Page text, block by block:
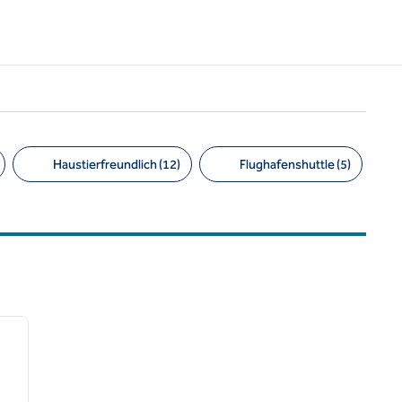
Haustierfreundlich (12) Flughafenshuttle (5)
nächstes Bild